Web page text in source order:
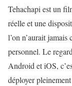
Tehachapi est un
réelle et une
l’on n’aurait jamais
personnel. Le
Android et iOS,
déployer